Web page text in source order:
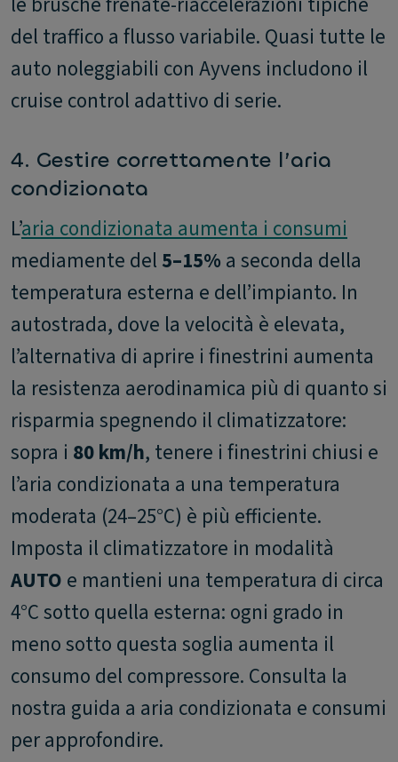
del traffico a flusso variabile. Quasi tutte le
auto noleggiabili con Ayvens includono il
cruise control adattivo di serie.
4. Gestire correttamente l’aria
condizionata
L’aria condizionata aumenta i consumi
mediamente del 5–15% a seconda della
temperatura esterna e dell’impianto. In
autostrada, dove la velocità è elevata,
l’alternativa di aprire i finestrini aumenta
la resistenza aerodinamica più di quanto si
risparmia spegnendo il climatizzatore:
sopra i 80 km/h, tenere i finestrini chiusi e
l’aria condizionata a una temperatura
moderata (24–25°C) è più efficiente.
Imposta il climatizzatore in modalità
AUTO e mantieni una temperatura di circa
4°C sotto quella esterna: ogni grado in
meno sotto questa soglia aumenta il
consumo del compressore. Consulta la
nostra guida a aria condizionata e consumi
per approfondire.